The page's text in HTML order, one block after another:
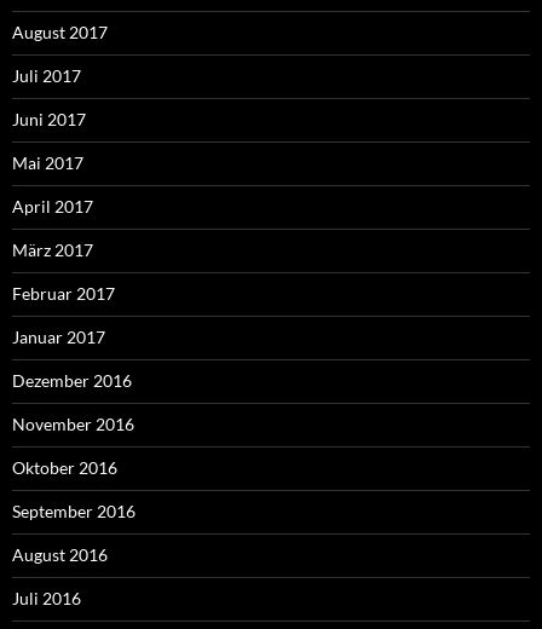
August 2017
Juli 2017
Juni 2017
Mai 2017
April 2017
März 2017
Februar 2017
Januar 2017
Dezember 2016
November 2016
Oktober 2016
September 2016
August 2016
Juli 2016